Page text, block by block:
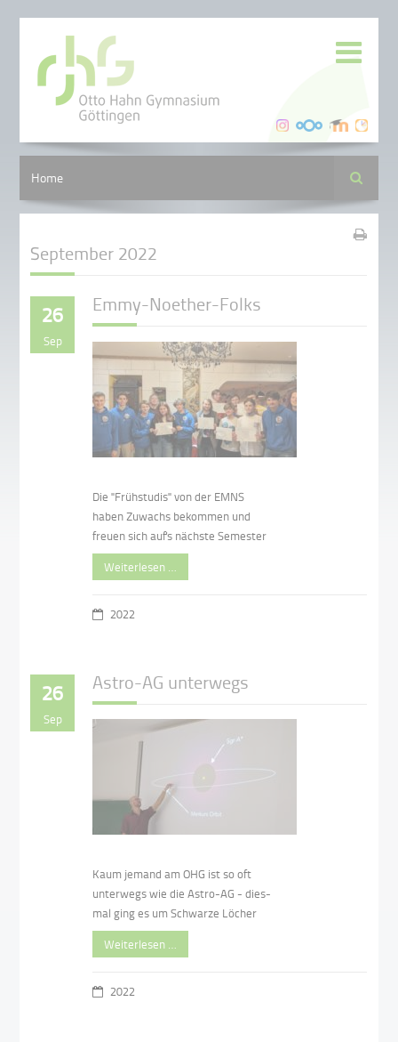
Home Suche
September 2022
26
Sep
Emmy-Noether-Folks
Die "Frühstudis" von der EMNS
haben Zuwachs bekommen und
freuen sich auf's nächste Semester
Weiterlesen …
2022
26
Sep
Astro-AG unterwegs
Kaum jemand am OHG ist so oft
unterwegs wie die Astro-AG - dies-
mal ging es um Schwarze Löcher
Weiterlesen …
2022